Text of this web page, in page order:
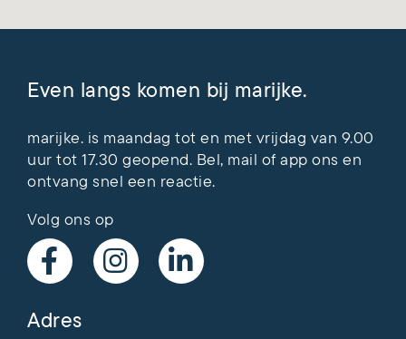
Even langs komen bij marijke.
marijke. is maandag tot en met vrijdag van 9.00
uur tot 17.30 geopend. Bel, mail ofappons en
ontvang snel een reactie.
Volg ons op
Adres